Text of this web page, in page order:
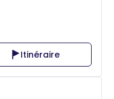
Itinéraire